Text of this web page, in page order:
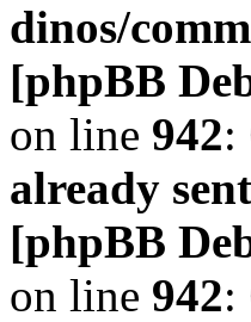
dinos/
[phpBB
on line 942:
already
[phpBB
on line 942: